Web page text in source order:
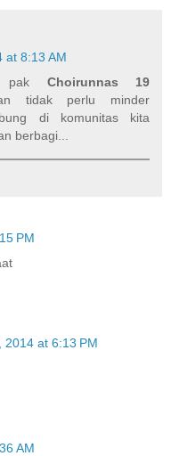
at 8:13 AM
pak Choirunnas 19
tidak perlu minder
di komunitas kita
berbagi...
PM
2014 at 6:13 PM
AM